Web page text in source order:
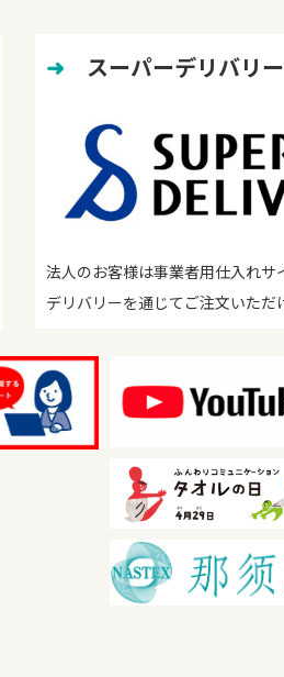
➜ スーパーデリバリー
法人のお客様は事業者用仕入れサ
デリバリーを通じてご注文いただ